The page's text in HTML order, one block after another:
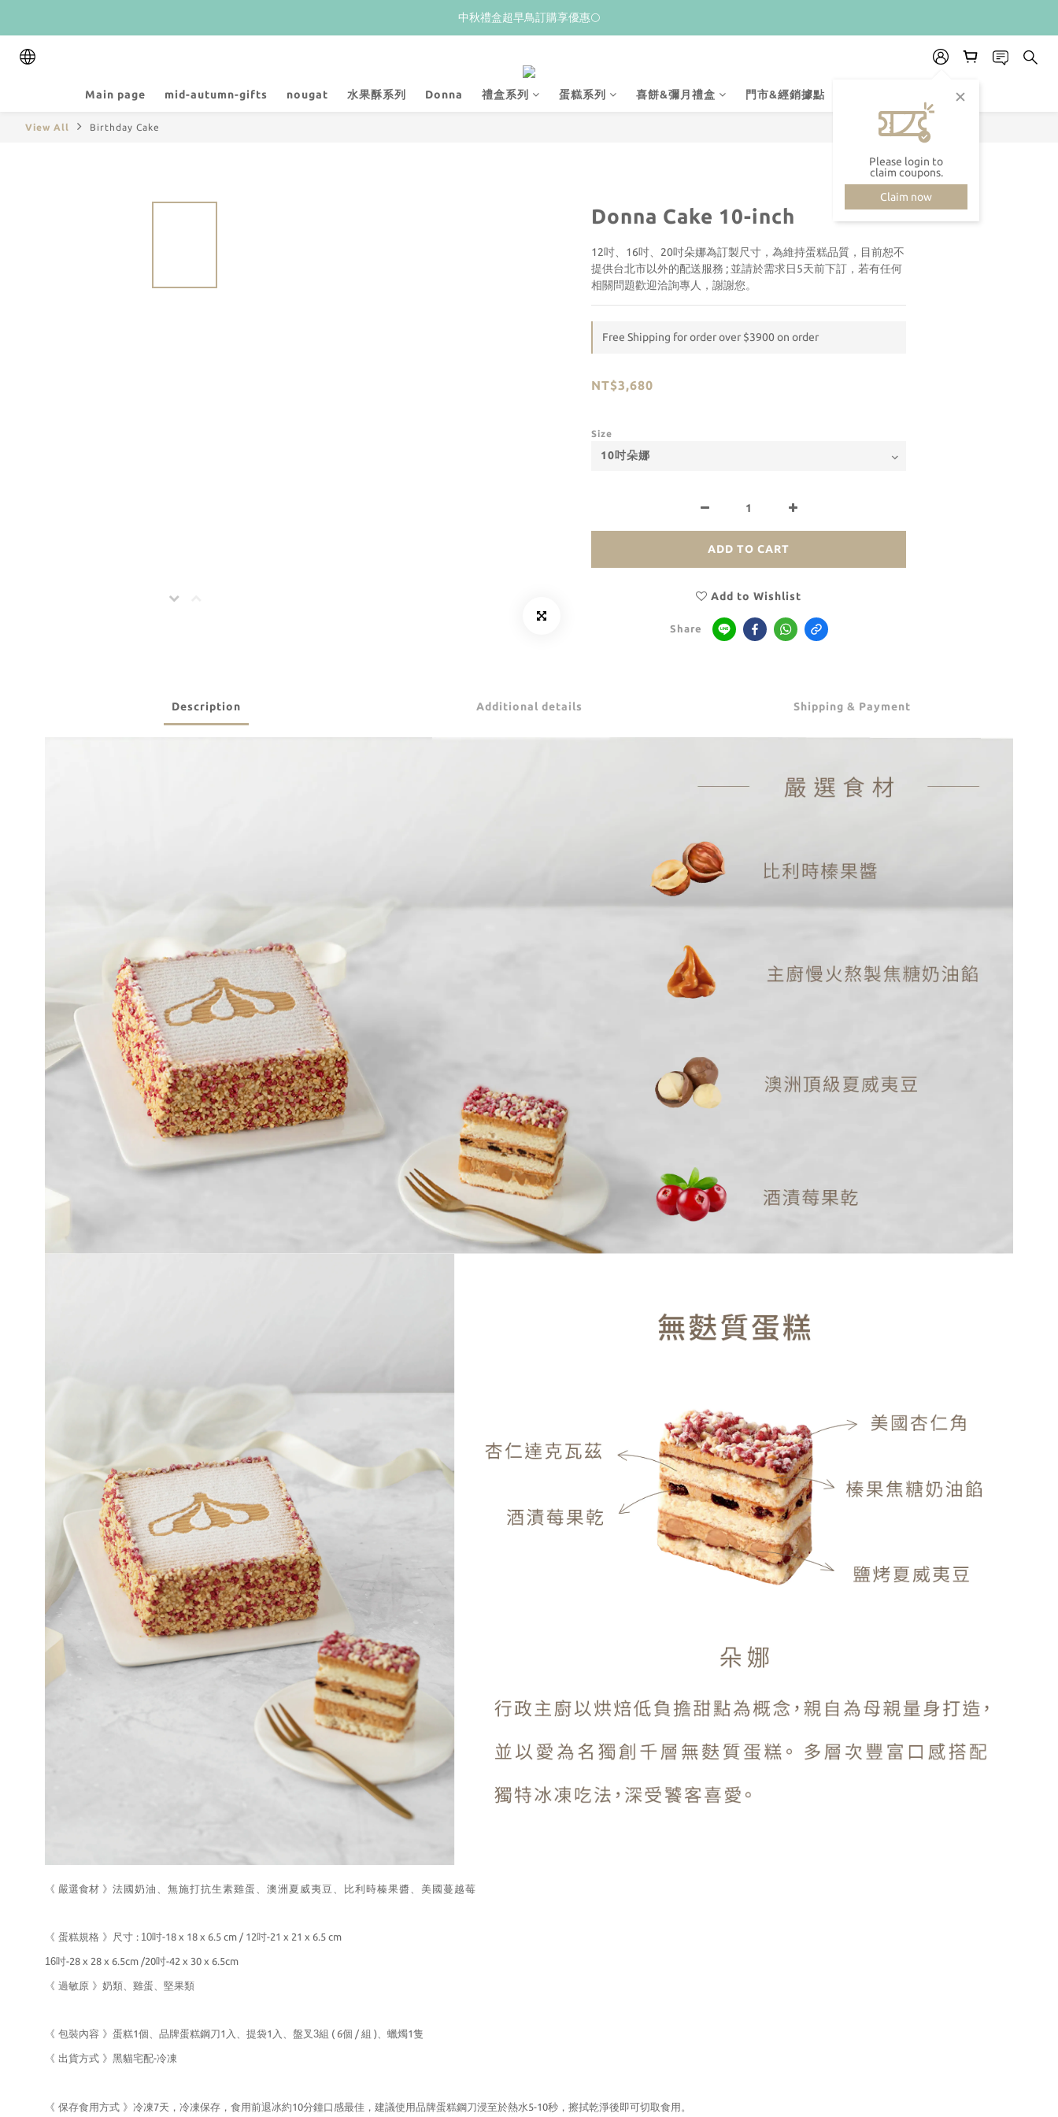
𝙒𝙚𝙡𝙘𝙤𝙢𝙚💝 新加入會員贈$𝟭𝟬𝟬購物金
中秋禮盒超早鳥訂購享優惠🌕
𝙒𝙚𝙡𝙘𝙤𝙢𝙚💝 新加入會員贈$𝟭𝟬𝟬購物金
Please login to
claim coupons.
Claim now
Main page mid-autumn-gifts nougat 水果酥系列 Donna 禮盒系列 蛋糕系列 喜餅&彌月禮盒 門市&經銷據點 membership-system
View All Birthday Cake
Donna Cake 10-inch
12吋、16吋、20吋朵娜為訂製尺寸，為維持蛋糕品質，目前恕不
提供台北市以外的配送服務 ; 並請於需求日5天前下訂，若有任何
相關問題歡迎洽詢專人，謝謝您。
Free Shipping for order over $3900 on order
NT$3,680
Size
ADD TO CART
Add to Wishlist
Share
Description Additional details Shipping & Payment
《 嚴選食材 》 法國奶油、無施打抗生素雞蛋、澳洲夏威夷豆、比利時榛果醬、美國蔓越莓
《 蛋糕規格 》尺寸 : 10吋-18 x 18 x 6.5 cm / 12吋-21 x 21 x 6.5 cm
16吋-28 x 28 x 6.5cm /20吋-42 x 30 x 6.5cm
《 過敏原 》奶類、雞蛋、堅果類
《 包裝內容 》蛋糕1個、品牌蛋糕鋼刀1 入、提袋1 入、盤叉3組 ( 6個 / 組 )、蠟燭1隻
《 出貨方式 》黑貓宅配-冷凍
《 保存食用方式 》冷凍7天，冷凍保存，食用前退冰約10分鐘口感最佳，建議使用品牌蛋糕鋼刀浸至於熱水5-10秒，擦拭乾淨後即可切取食用。